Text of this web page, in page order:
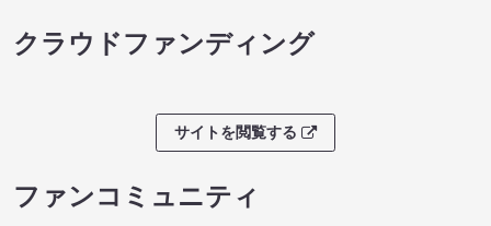
クラウドファンディング
サイトを閲覧する
ファンコミュニティ